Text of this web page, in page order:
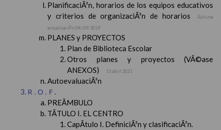
PlanificaciÃ³n, horarios de los equipos educativos
y criterios de organizaciÃ³n de horarios
Ãšltima
actualizaciÃ³n 04/ 09/ 2019
PLANES y PROYECTOS
Plan de Biblioteca Escolar
Otros planes y proyectos (VÃ©ase
ANEXOS)
13 abril 2021
AutoevaluaciÃ³n
R.O.F.
PREÃMBULO
TÃTULO I. EL CENTRO
CapÃ­tulo I. DefiniciÃ³n y clasificaciÃ³n.